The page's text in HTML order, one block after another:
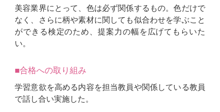
美容業界にとって、色は必ず関係するもの。色だけで
なく、さらに柄や素材に関しても似合わせを学ぶこと
ができる検定のため、提案力の幅を広げてもらいた
い。
■合格への取り組み
学習意欲を高める内容を担当教員や関係している教員
で話し合い実施した。